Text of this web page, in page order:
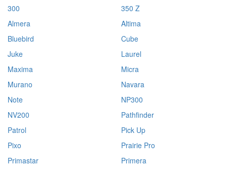
300
350 Z
Almera
Altima
Bluebird
Cube
Juke
Laurel
Maxima
Micra
Murano
Navara
Note
NP300
NV200
Pathfinder
Patrol
Pick Up
Pixo
Prairie Pro
Primastar
Primera